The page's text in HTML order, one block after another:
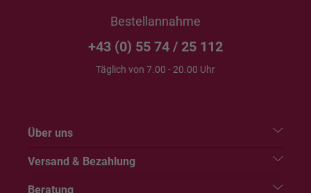
Bestellannahme
+43 (0) 55 74 / 25 112
Täglich von 7.00 - 20.00 Uhr
Über uns
Versand & Bezahlung
Beratung